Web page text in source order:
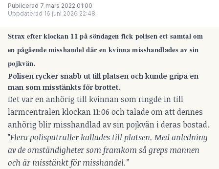
Publicerad 7 mars 2022 01:00
Uppdaterad 16 juni 2026 22:48
Strax efter klockan 11 på söndagen fick polisen ett samtal om
en pågående misshandel där en kvinna misshandlades av sin
pojkvän.
Polisen rycker snabb ut till platsen och kunde gripa en
man som misstänkts för brottet.
Det var en anhörig till kvinnan som ringde in till
larmcentralen klockan 11:06 och talade om att dennes
anhörig blir misshandlad av sin pojkvän i deras bostad.
”Flera polispatruller kallades till platsen. Med anledning
av de omständigheter som framkom så greps mannen
och är misstänkt för misshandel.”